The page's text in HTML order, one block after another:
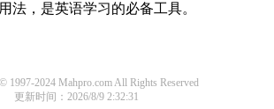
法，是英语学习的必备工具。
1997-2024 Mahpro.com All Rights Reserved
更新时间：2026/8/9 2:32:31